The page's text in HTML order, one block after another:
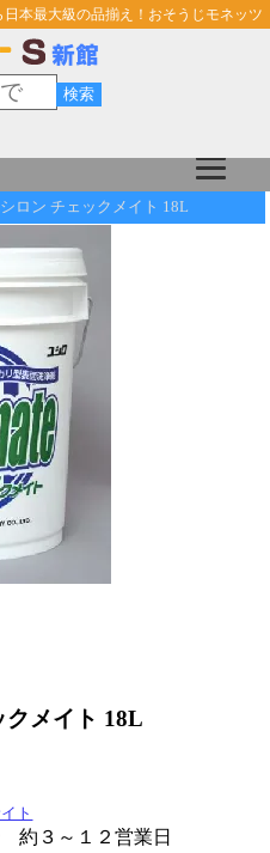
本最大級の品揃え！おそうじモネッツ
ロン チェックメイト 18L
クメイト 18L
ト
約３～１２営業日